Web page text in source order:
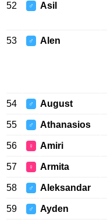
52 ♂ Asil
53 ♂ Alen
54 ♂ August
55 ♂ Athanasios
56 ♀ Amiri
57 ♀ Armita
58 ♂ Aleksandar
59 ♂ Ayden